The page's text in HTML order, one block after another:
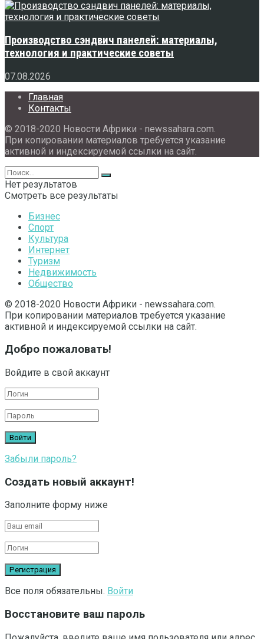
Производство сэндвич панелей: материалы,
технология и практические советы
07.08.2026
Главная
Контакты
© 2018-2020 Новости Африки - newssahara.com.
При копировании материалов требуется указание
активной и индексируемой ссылки на сайт.
Нет результатов
Смотреть все результаты
Бизнес
Спорт
Культура
Интернет
Туризм
Недвижимость
Общество
© 2018-2020 Новости Африки - newssahara.com.
При копировании материалов требуется указание
активной и индексируемой ссылки на сайт.
Добро пожаловать!
Войдите в свой аккаунт
Забыли пароль?
Создать новый аккаунт!
Заполните форму ниже
Все поля обязательны. Войти
Восстановите ваш пароль